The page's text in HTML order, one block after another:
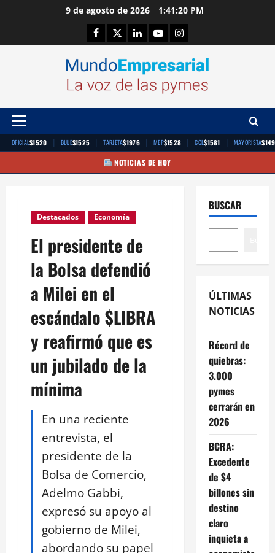
9 de agosto de 2026 1:41:20 PM
Facebook
TwitterLinkedinYoutubeInstagram
Menú
principal
OFICIAL$1520 | BLUE$1525 | TARJETA$1976 | MEP$1528 | CCL$1581 | MAYORISTA
NOTICIAS DE HOY
Destacados Economía
El presidente de
la Bolsa defendió
a Milei en el
escándalo $LIBRA
y reafirmó que es
un jubilado de la
mínima
En una reciente
entrevista, el
presidente de la
Bolsa de Comercio,
Adelmo Gabbi,
expresó su apoyo al
gobierno de Milei,
abordando su papel
BUSCAR
ÚLTIMAS
NOTICIAS
Récord de
quiebras:
3.000
pymes
cerrarán en
2026
BCRA:
Excedente
de $4
billones sin
destino
claro
inquieta a